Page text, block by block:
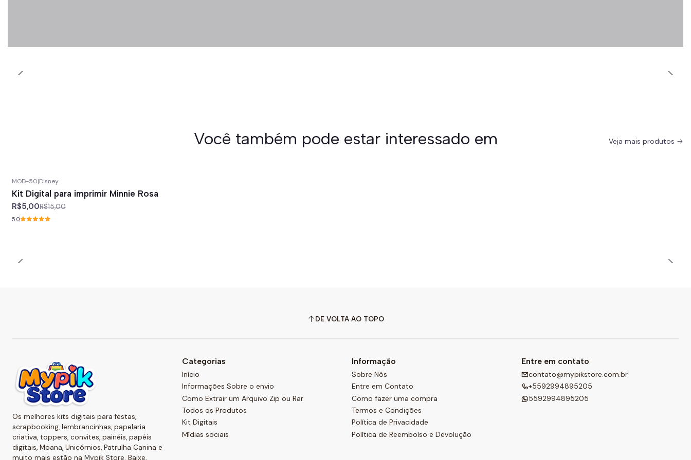
Você também pode estar interessado em Veja mais produtos
MOD-50|Disney
Kit Digital para imprimir Minnie Rosa
R$5,00R$15,00
5.0
DE VOLTA AO TOPO
Os melhores kits digitais para festas,
scrapbooking, lembrancinhas, papelaria
criativa, toppers, convites, painéis, papéis
digitais, Moana, Unicórnios, Patrulha Canina e
muito mais estão na Mypik Store. Baixe,
Categorias
Início
Informações Sobre o envio
Como Extrair um Arquivo Zip ou Rar
Todos os Produtos
Kit Digitais
Mídias sociais
Informação
Sobre Nós
Entre em Contato
Como fazer uma compra
Termos e Condições
Política de Privacidade
Política de Reembolso e Devolução
Entre em contato
contato@mypikstore.com.br
+5592994895205
5592994895205